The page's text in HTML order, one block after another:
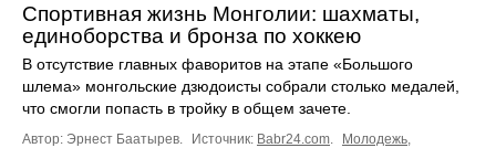
Спортивная жизнь Монголии: шахматы,
единоборства и бронза по хоккею
В отсутствие главных фаворитов на этапе «Большого
шлема» монгольские дзюдоисты собрали столько медалей,
что смогли попасть в тройку в общем зачете.
Автор: Эрнест Баатырев. Источник: Babr24.com Молодежь